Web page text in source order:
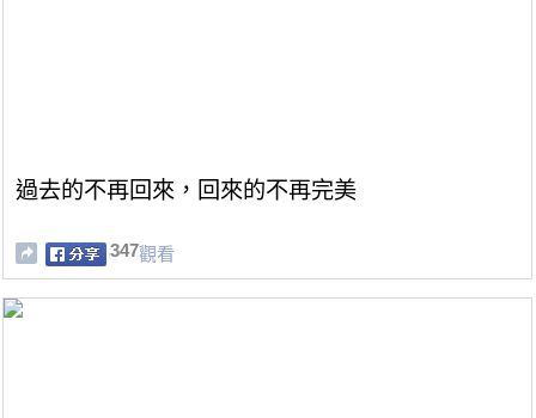
過去的不再回來，回來的不再完美
347觀看